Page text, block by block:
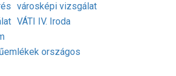
városképi vizsgálat
VÁTI IV. Iroda
országos